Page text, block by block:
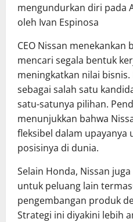
mengundurkan diri pada
oleh Ivan Espinosa
CEO Nissan menekankan
mencari segala bentuk
meningkatkan nilai
sebagai salah satu
satu-satunya pilihan.
menunjukkan bahwa
fleksibel dalam
posisinya di dunia.
Selain Honda, Nissan
untuk peluang lain
pengembangan produk
Strategi ini diyakini lebih